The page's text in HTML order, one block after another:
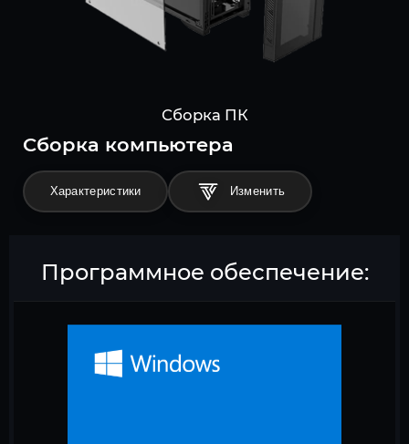
Сборка ПК
Cборка компьютера
Характеристики
Программное обеспечение: